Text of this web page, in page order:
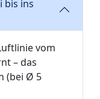
bis ins
vom
– das
(bei Ø 5